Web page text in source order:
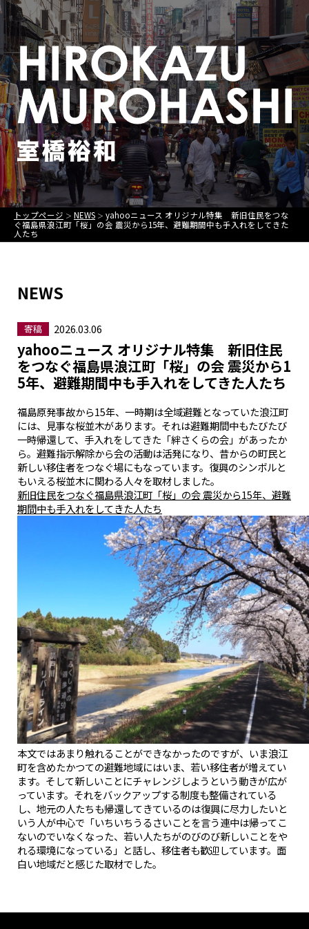
トップページ ＞ NEWS ＞ yahooニュース オリジナル特集 新旧住民をつな
ぐ福島県浪江町「桜」の会 震災から15年、避難期間中も手入れをしてきた
人たち
NEWS
寄稿 2026.03.06
yahooニュース オリジナル特集 新旧住民
をつなぐ福島県浪江町「桜」の会 震災から1
5年、避難期間中も手入れをしてきた人たち
福島原発事故から15年、一時期は全域避難となっていた浪江町
には、見事な桜並木があります。それは避難期間中もたびたび
一時帰還して、手入れをしてきた「絆さくらの会」があったか
ら。避難指示解除から会の活動は活発になり、昔からの町民と
新しい移住者をつなぐ場にもなっています。復興のシンボルと
もいえる桜並木に関わる人々を取材しました。
新旧住民をつなぐ福島県浪江町「桜」の会 震災から15年、避難
期間中も手入れをしてきた人たち
本文ではあまり触れることができなかったのですが、いま浪江
町を含めたかつての避難地域にはいま、若い移住者が増えてい
ます。そして新しいことにチャレンジしようという動きが広が
っています。それをバックアップする制度も整備されている
し、地元の人たちも帰還してきているのは復興に尽力したいと
いう人が中心で「いちいちうるさいことを言う連中は帰ってこ
ないのでいなくなった、若い人たちがのびのび新しいことをや
れる環境になっている」と話し、移住者も歓迎しています。面
白い地域だと感じた取材でした。